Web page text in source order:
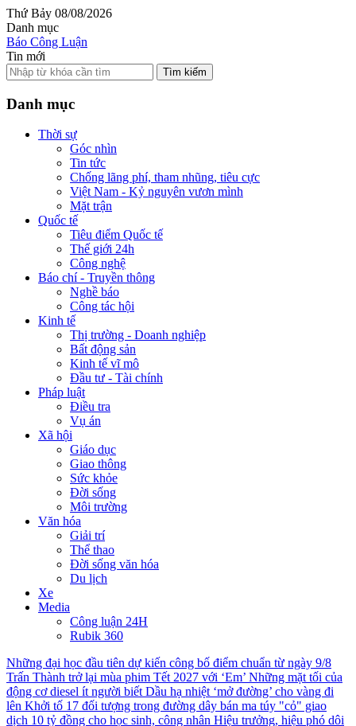
Thứ Bảy 08/08/2026
Danh mục
Báo Công Luận
Tin mới
Tìm kiếm
Danh mục
Thời sự
Góc nhìn
Tin tức
Chống lãng phí, tham nhũng, tiêu cực
Việt Nam - Kỷ nguyên vươn mình
Mặt trận
Quốc tế
Tiêu điểm Quốc tế
Thế giới 24h
Công nghệ
Báo chí - Truyền thông
Nghề báo
Công tác hội
Kinh tế
Thị trường - Doanh nghiệp
Bất động sản
Kinh tế vĩ mô
Đầu tư - Tài chính
Pháp luật
Điều tra
Vụ án
Xã hội
Giáo dục
Giao thông
Sức khỏe
Đời sống
Môi trường
Văn hóa
Giải trí
Thể thao
Đời sống văn hóa
Du lịch
Xe
Media
Công luận 24H
Rubik 360
Những đại học đầu tiên dự kiến công bố điểm chuẩn từ ngày 9/8
Trấn Thành trở lại mùa phim Tết 2027 với ‘Em’ Những mặt tối của
động cơ diesel ít người biếtDầu hạ nhiệt ‘mở đường’ cho vàng đi
lên Khởi tố 17 đối tượng trong đường dây bán ma túy "cỏ" giao
dịch 10 tỷ đồng cho học sinh, công nhân Hiệu trưởng, hiệu phó dôi